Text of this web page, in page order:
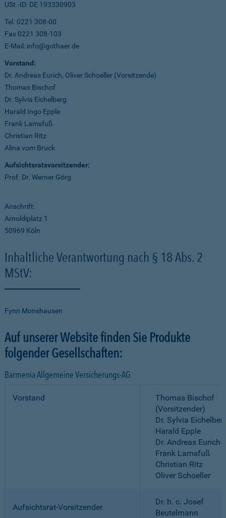
USt.-ID: DE 193330903
Tel. 0221 308-00
Fax 0221 308-103
E-Mail: info@gothaer.de
Vorstand:
Dr. Andreas Eurich, Oliver Schoeller (Vorsitzende)
Thomas Bischof
Dr. Sylvia Eichelberg
Harald Ingo Epple
Frank Lamsfuß
Christian Ritz
Alina vom Bruck
Aufsichtsratsvorsitzender:
Prof. Dr. Werner Görg
Anschrift:
Arnoldiplatz 1
50969 Köln
Inhaltliche Verantwortung nach § 18 Abs. 2
MStV:
Fynn Monshausen
Auf unserer Website finden Sie Produkte
folgender Gesellschaften:
Barmenia Allgemeine Versicherungs-AG
Vorstand
Thomas Bischof
(Vorsitzender)
Dr. Sylvia
Harald Epple
Dr. Andreas Eurich
Frank Lamsfuß
Christian Ritz
Oliver Schoeller
Aufsichtsrat-Vorsitzender
Dr. h. c. Josef
Beutelmann